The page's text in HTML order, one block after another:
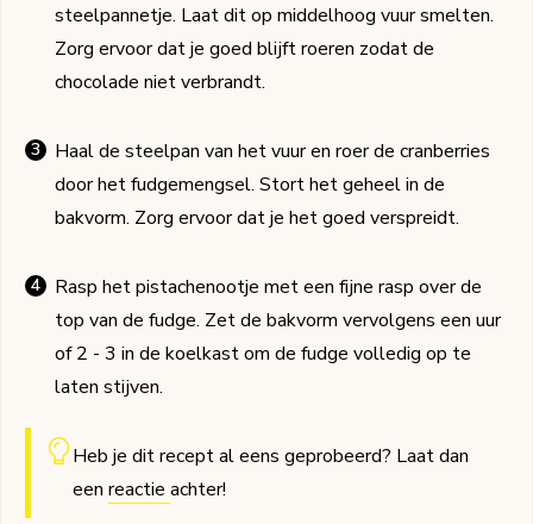
steelpannetje. Laat dit op middelhoog vuur smelten.
Zorg ervoor dat je goed blijft roeren zodat de
chocolade niet verbrandt.
Haal de steelpan van het vuur en roer de cranberries
door het fudgemengsel. Stort het geheel in de
bakvorm. Zorg ervoor dat je het goed verspreidt.
Rasp het pistachenootje met een fijne rasp over de
top van de fudge. Zet de bakvorm vervolgens een uur
of 2 - 3 in de koelkast om de fudge volledig op te
laten stijven.
Heb je dit recept al eens geprobeerd? Laat dan
een reactie achter!